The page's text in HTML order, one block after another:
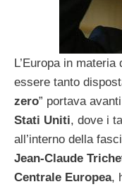
L’Europa in materia
essere tanto
zero” portava
Stati Uniti, dove i
all’interno della
Jean-Claude
Centrale Europea,